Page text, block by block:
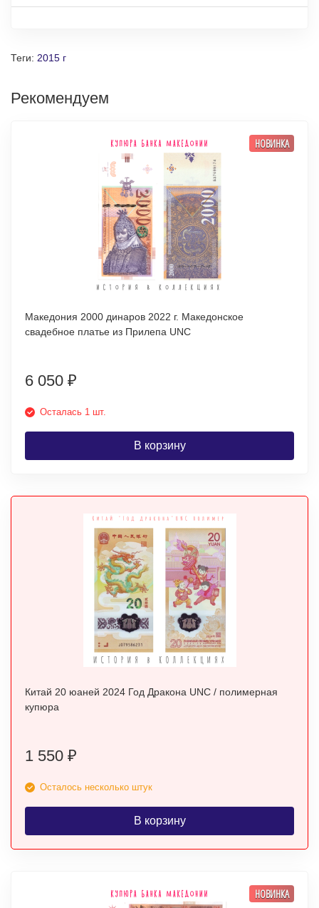
Теги: 2015 г
Рекомендуем
НОВИНКА
Македония 2000 динаров 2022 г. Македонское
свадебное платье из Прилепа UNC
6 050 ₽
Осталась 1 шт.
В корзину
Китай 20 юаней 2024 Год Дракона UNC / полимерная
купюра
1 550 ₽
Осталось несколько штук
В корзину
НОВИНКА